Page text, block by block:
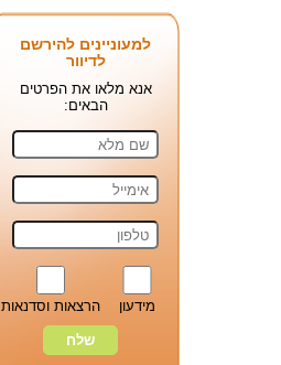
למעוניינים להירשם
לדיוור
אנא מלאו את הפרטים
הבאים:
מידעון הרצאות וסדנאות